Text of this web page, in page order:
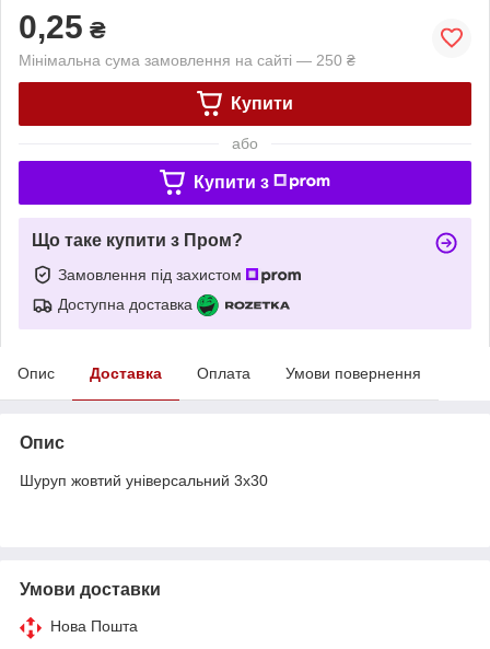
0,25 ₴
Мінімальна сума замовлення на сайті — 250 ₴
Купити
або
Купити з
Що таке купити з Пром?
Замовлення під захистом
Доступна доставка
Опис Доставка Оплата Умови повернення
Опис
Шуруп жовтий універсальний 3х30
Умови доставки
Нова Пошта